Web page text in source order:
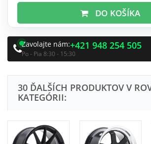
DO KOŠÍKA
Zavolajte nám:+421 948 254 505
Po - Pia 8:30 - 15:30
30 ĎALŠÍCH PRODUKTOV V
KATEGÓRII: